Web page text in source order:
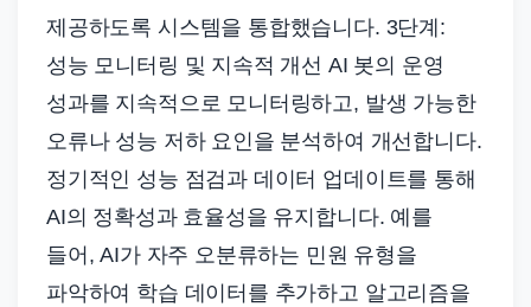
제공하도록 시스템을 통합했습니다. 3단계:
성능 모니터링 및 지속적 개선 AI 봇의 운영
성과를 지속적으로 모니터링하고, 발생 가능한
오류나 성능 저하 요인을 분석하여 개선합니다.
정기적인 성능 점검과 데이터 업데이트를 통해
AI의 정확성과 효율성을 유지합니다. 예를
들어, AI가 자주 오분류하는 민원 유형을
파악하여 학습 데이터를 추가하고 알고리즘을